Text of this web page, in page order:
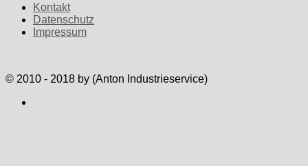
Kontakt
Datenschutz
Impressum
© 2010 - 2018 by (Anton Industrieservice)